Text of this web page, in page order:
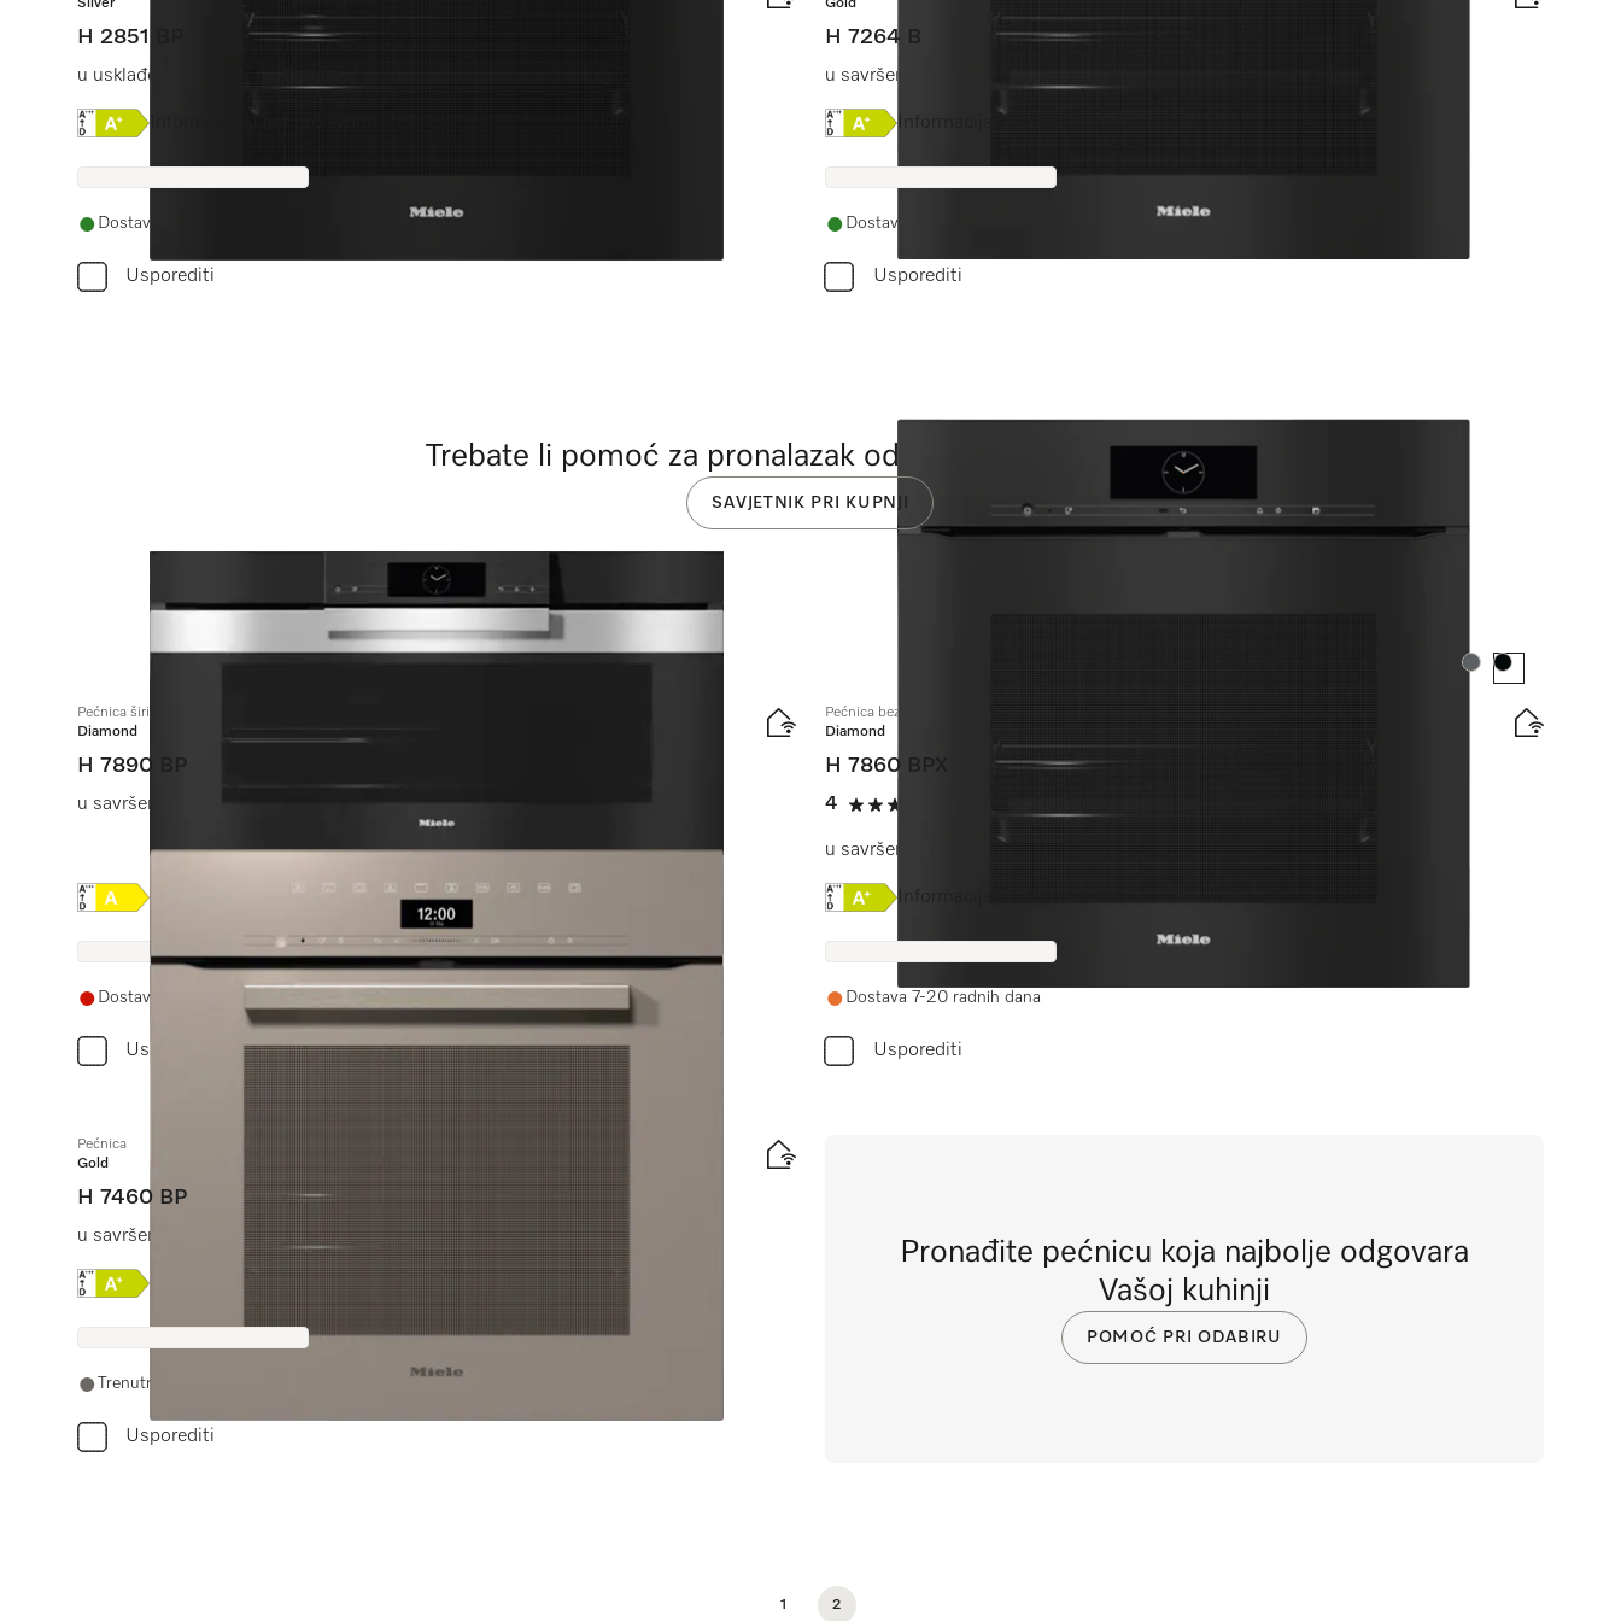
Silver
H 2851 BP
u usklađenoj izvedbi sa zaslonom s tekstom, umreženjem i pirolizom.
Online Label Flag, Energetska naljepnica
Dostava 3-6 radnih dana
Usporediti
Gold
H 7264 B
u savršeno usklađenoj izvedbi sa zaslonom s tekstom i PerfectClean.
Online Label Flag, Energetska naljepnica
Dostava 3-6 radnih dana
Usporediti
Pećnica širine 90 cm
Diamond
H 7890 BP
u savršeno usklađenoj izvedbi s termometrom za hranu i BrillantLight.
Online Label Flag, Energetska naljepnica
Informacijski list proizvoda
Dostava 21+ radnih dana
Usporediti
Boja:Boja:
Pećnica bez ručke
Diamond
H 7860 BPX
4
4 od 5
u savršeno usklađenoj izvedbi s termometrom za hranu i BrillantLight.
Online Label Flag, Energetska naljepnica
Dostava 7-20 radnih dana
Usporediti
Pećnica
Gold
H 7460 BP
u savršeno usklađenoj izvedbi s LED osvjetljenjem i pirolizom.
Online Label Flag, Energetska naljepnica
Trenutno nema na skladištu
Usporediti
Trebate li pomoć za pronalazak odgovarajućeg uređaja?
SAVJETNIK PRI KUPNJI
Pronađite pećnicu koja najbolje odgovara
Vašoj kuhinji
POMOĆ PRI ODABIRU
1 2